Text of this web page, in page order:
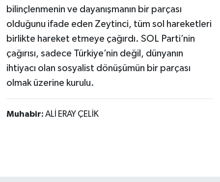
bilinçlenmenin ve dayanışmanın bir parçası
olduğunu ifade eden Zeytinci, tüm sol hareketleri
birlikte hareket etmeye çağırdı. SOL Parti’nin
çağırısı, sadece Türkiye’nin değil, dünyanın
ihtiyacı olan sosyalist dönüşümün bir parçası
olmak üzerine kurulu.
Muhabir: ALİ ERAY ÇELİK